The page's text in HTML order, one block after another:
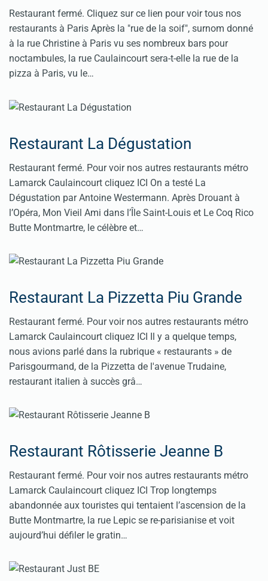
Restaurant fermé. Cliquez sur ce lien pour voir tous nos
restaurants à Paris Après la "rue de la soif", surnom donné
à la rue Christine à Paris vu ses nombreux bars pour
noctambules, la rue Caulaincourt sera-t-elle la rue de la
pizza à Paris, vu le…
Restaurant La Dégustation
Restaurant fermé. Pour voir nos autres restaurants métro
Lamarck Caulaincourt cliquez ICI On a testé La
Dégustation par Antoine Westermann. Après Drouant à
l’Opéra, Mon Vieil Ami dans l’Île Saint-Louis et Le Coq Rico
Butte Montmartre, le célèbre et…
Restaurant La Pizzetta Piu Grande
Restaurant fermé. Pour voir nos autres restaurants métro
Lamarck Caulaincourt cliquez ICI Il y a quelque temps,
nous avions parlé dans la rubrique « restaurants » de
Parisgourmand, de la Pizzetta de l'avenue Trudaine,
restaurant italien à succès grâ…
Restaurant Rôtisserie Jeanne B
Restaurant fermé. Pour voir nos autres restaurants métro
Lamarck Caulaincourt cliquez ICI Trop longtemps
abandonnée aux touristes qui tentaient l’ascension de la
Butte Montmartre, la rue Lepic se re-parisianise et voit
aujourd’hui défiler le gratin…